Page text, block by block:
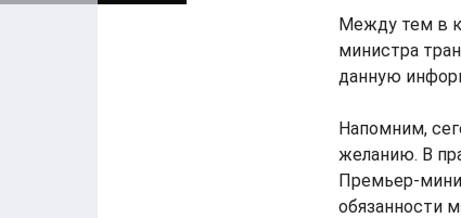
Между тем в
министра
данную
Напомним,
желанию. В
Премьер-
обязанности